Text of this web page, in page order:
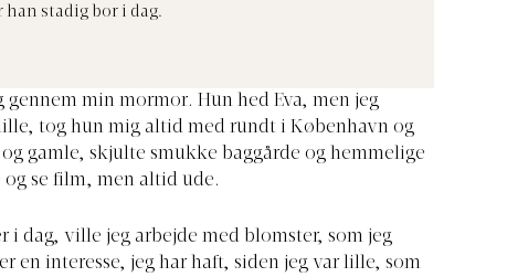
stadig bor i dag.
gennem min mormor. Hun hed Eva, men jeg
tog hun mig altid med rundt i København og
gamle, skjulte smukke baggårde og hemmelige
se film, men altid ude.
i dag, ville jeg arbejde med blomster, som jeg
en interesse, jeg har haft, siden jeg var lille, som